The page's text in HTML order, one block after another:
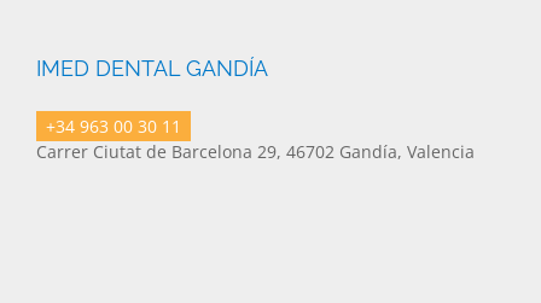
IMED DENTAL GANDÍA
+34 963 00 30 11
Carrer Ciutat de Barcelona 29, 46702 Gandía, Valencia